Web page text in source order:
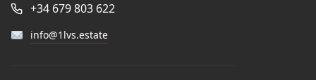
+34 679 803 622
info@1lvs.estate